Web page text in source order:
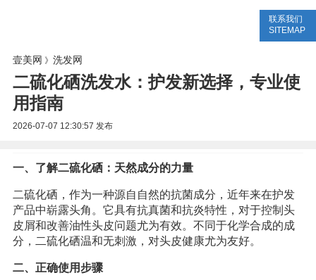
联系我们
SITEMAP
壹美网 》 洗发网
二硫化硒洗发水：护发新选择，专业使
用指南
2026-07-07 12:30:57 发布
一、了解二硫化硒：天然成分的力量
二硫化硒，作为一种源自自然的抗菌成分，近年来在护发
产品中崭露头角。它具有抗真菌和抗炎特性，对于控制头
皮屑和改善油性头皮问题尤为有效。不同于化学合成的成
分，二硫化硒温和无刺激，对头皮健康尤为友好。
二、正确使用步骤